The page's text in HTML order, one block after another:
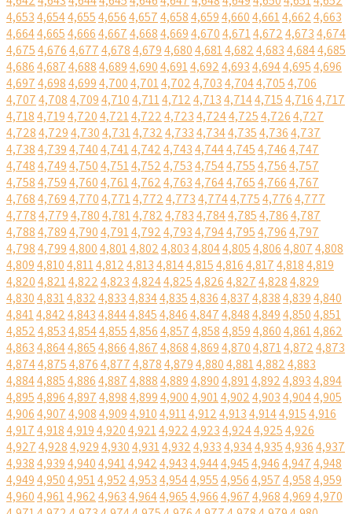
4,6534,6544,6554,6564,6574,6584,6594,6604,6614,6624,663
4,6644,6654,6664,6674,6684,6694,6704,6714,6724,6734,674
4,6754,6764,6774,6784,6794,6804,6814,6824,6834,6844,685
4,6864,6874,6884,6894,6904,6914,6924,6934,6944,6954,696
4,6974,6984,6994,7004,7014,7024,7034,7044,7054,706
4,7074,7084,7094,7104,7114,7124,7134,7144,7154,7164,717
4,7184,7194,7204,7214,7224,7234,7244,7254,7264,727
4,7284,7294,7304,7314,7324,7334,7344,7354,7364,737
4,7384,7394,7404,7414,7424,7434,7444,7454,7464,747
4,7484,7494,7504,7514,7524,7534,7544,7554,7564,757
4,7584,7594,7604,7614,7624,7634,7644,7654,7664,767
4,7684,7694,7704,7714,7724,7734,7744,7754,7764,777
4,7784,7794,7804,7814,7824,7834,7844,7854,7864,787
4,7884,7894,7904,7914,7924,7934,7944,7954,7964,797
4,7984,7994,8004,8014,8024,8034,8044,8054,8064,8074,808
4,8094,8104,8114,8124,8134,8144,8154,8164,8174,8184,819
4,8204,8214,8224,8234,8244,8254,8264,8274,8284,829
4,8304,8314,8324,8334,8344,8354,8364,8374,8384,8394,840
4,8414,8424,8434,8444,8454,8464,8474,8484,8494,8504,851
4,8524,8534,8544,8554,8564,8574,8584,8594,8604,8614,862
4,8634,8644,8654,8664,8674,8684,8694,8704,8714,8724,873
4,8744,8754,8764,8774,8784,8794,8804,8814,8824,883
4,8844,8854,8864,8874,8884,8894,8904,8914,8924,8934,894
4,8954,8964,8974,8984,8994,9004,9014,9024,9034,9044,905
4,9064,9074,9084,9094,9104,9114,9124,9134,9144,9154,916
4,9174,9184,9194,9204,9214,9224,9234,9244,9254,926
4,9274,9284,9294,9304,9314,9324,9334,9344,9354,9364,937
4,9384,9394,9404,9414,9424,9434,9444,9454,9464,9474,948
4,9494,9504,9514,9524,9534,9544,9554,9564,9574,9584,959
4,9604,9614,9624,9634,9644,9654,9664,9674,9684,9694,970